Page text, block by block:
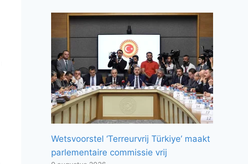
Wetsvoorstel ‘Terreurvrij Türkiye’ maakt
parlementaire commissie vrij